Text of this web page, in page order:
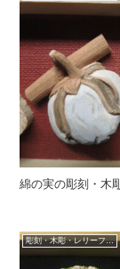
綿の実の彫刻・木
彫刻・木彫・レリーフ・根付の下絵、彫り方見本